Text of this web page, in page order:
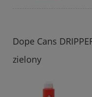
Dope Cans
zielony